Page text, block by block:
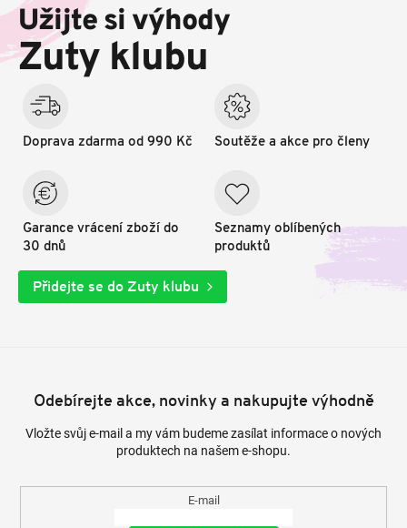
a
í
Užijte si výhody
Zuty klubu
Doprava zdarma od 990 Kč
Garance vrácení zboží do
30 dnů
Soutěže a akce pro členy
Seznamy oblíbených
produktů
Přidejte se do Zuty klubu
Odebírejte akce, novinky a nakupujte výhodně
Vložte svůj e-mail a my vám budeme zasílat informace o nových
produktech na našem e-shopu.
E-mail